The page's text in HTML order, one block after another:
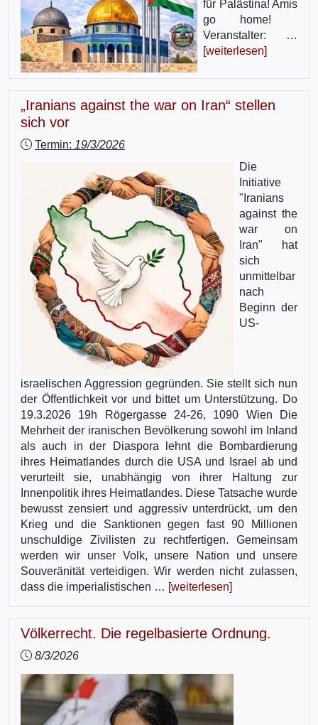
für Palästina! Amis
go home!
Veranstalter: …
[weiterlesen]
„Iranians against the war on Iran“ stellen
sich vor
Termin: 19/3/2026
Die
Initiative
"Iranians
against the
war on
Iran" hat
sich
unmittelbar
nach
Beginn der
US-
israelischen Aggression gegründen. Sie stellt sich nun
der Öffentlichkeit vor und bittet um Unterstützung. Do
19.3.2026 19h Rögergasse 24-26, 1090 Wien Die
Mehrheit der iranischen Bevölkerung sowohl im Inland
als auch in der Diaspora lehnt die Bombardierung
ihres Heimatlandes durch die USA und Israel ab und
verurteilt sie, unabhängig von ihrer Haltung zur
Innenpolitik ihres Heimatlandes. Diese Tatsache wurde
bewusst zensiert und aggressiv unterdrückt, um den
Krieg und die Sanktionen gegen fast 90 Millionen
unschuldige Zivilisten zu rechtfertigen. Gemeinsam
werden wir unser Volk, unsere Nation und unsere
Souveränität verteidigen. Wir werden nicht zulassen,
dass die imperialistischen … [weiterlesen]
Völkerrecht. Die regelbasierte Ordnung.
8/3/2026